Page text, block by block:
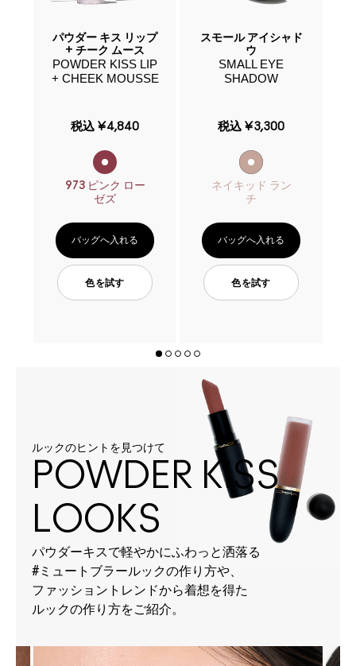
パウダー キス リップ
+ チーク ムース
POWDER KISS LIP
+ CHEEK MOUSSE
税込 ¥4,840
973 ピンク ロー
ゼズ
バッグへ入れる
色を試す
スモール アイシャド
ウ
SMALL EYE
SHADOW
税込 ¥3,300
ネイキッド ラン
チ
バッグへ入れる
色を試す
ルックのヒントを見つけて
POWDER KISS
LOOKS
パウダーキスで軽やかにふわっと洒落る
#ミュートブラールックの作り方や、
ファッショントレンドから着想を得た
ルックの作り方をご紹介。